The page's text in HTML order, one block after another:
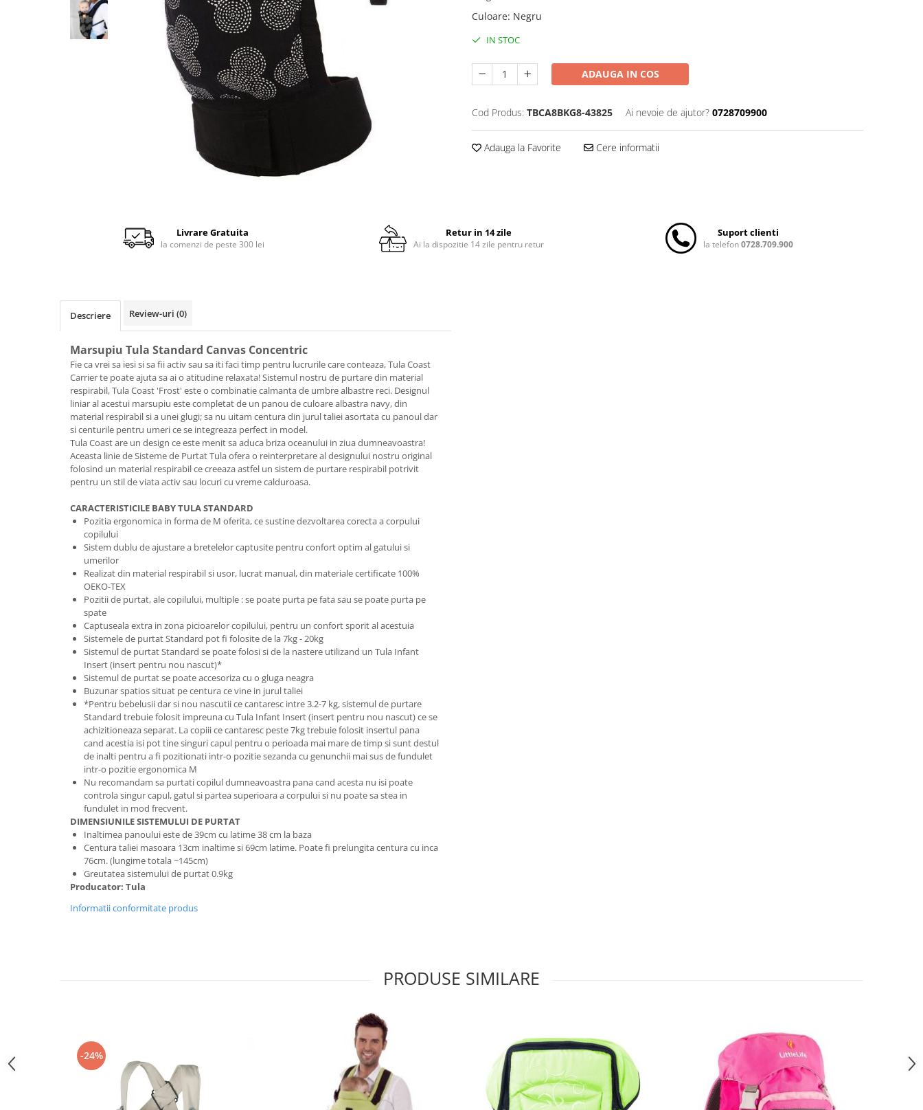
Scaune auto copii de la nastere
Scaune auto 9 kg +
Saltele de la 120 x 60 cm
Saltele de la 140 x 70 cm
Saltele 127 x 63 cm
Saltele de la 160 x 80 cm
Saltele gonflabile
Lenjerii patuturi
Lenjerii patut 120 x 60 cm
Lenjerii patut 140 x 70 cm
Lenjerie patuturi tineret
Baldachin patut
Perne copii si mamici
Tarcuri si patuturi pliabile
Patut pliant copii
Tarc de joaca copii
Comode copii
Bariere si protectie laterala pat
Bariere de protectie pat
Porti de siguranta
Carusele patut
Costum carnaval copii
Dulap si cutii depozitare jucarii
Lampi de veghe
Sac de dormit copii
Sac de dormit 60 cm
Sac de dormit 70 cm
Sac de dormit 80 cm
Sac de dormit 90 cm
Saltele de infasat
Biciclete,Triciclete, Masinute,
Culoare: Negru
IN STOC
ADAUGA IN COS
Cod Produs: TBCA8BKG8-43825 Ai nevoie de ajutor? 0728709900
Adauga la Favorite Cere informatii
Livrare Gratuita
la comenzi de peste 300 lei
Retur in 14 zile
Ai la dispozitie 14 zile pentru retur
Suport clienti
la telefon0728.709.900
Descriere Review-uri (0)
Marsupiu Tula Standard Canvas Concentric
Fie ca vrei sa iesi si sa fii activ sau sa iti faci timp pentru lucrurile care conteaza, Tula Coast
Carrier te poate ajuta sa ai o atitudine relaxata! Sistemul nostru de purtare din material
respirabil, Tula Coast 'Frost' este o combinatie calmanta de umbre albastre reci. Designul
liniar al acestui marsupiu este completat de un panou de culoare albastra navy, din
material respirabil si a unei glugi; sa nu uitam centura din jurul taliei asortata cu panoul dar
si centurile pentru umeri ce se integreaza perfect in model.
Tula Coast are un design ce este menit sa aduca briza oceanului in ziua dumneavoastra!
Aceasta linie de Sisteme de Purtat Tula ofera o reinterpretare al designului nostru original
folosind un material respirabil ce creeaza astfel un sistem de purtare respirabil potrivit
pentru un stil de viata activ sau locuri cu vreme calduroasa.
CARACTERISTICILE BABY TULA STANDARD
Pozitia ergonomica in forma de M oferita, ce sustine dezvoltarea corecta a corpului
copilului
Sistem dublu de ajustare a bretelelor captusite pentru confort optim al gatului si
umerilor
Realizat din material respirabil si usor, lucrat manual, din materiale certificate 100%
OEKO-TEX
Pozitii de purtat, ale copilului, multiple : se poate purta pe fata sau se poate purta pe
spate
Captuseala extra in zona picioarelor copilului, pentru un confort sporit al acestuia
Sistemele de purtat Standard pot fi folosite de la 7kg - 20kg
Sistemul de purtat Standard se poate folosi si de la nastere utilizand un Tula Infant
Insert (insert pentru nou nascut)*
Sistemul de purtat se poate accesoriza cu o gluga neagra
Buzunar spatios situat pe centura ce vine in jurul taliei
*Pentru bebelusii dar si nou nascutii ce cantaresc intre 3.2-7 kg, sistemul de purtare
Standard trebuie folosit impreuna cu Tula Infant Insert (insert pentru nou nascut) ce se
achizitioneaza separat. La copiii ce cantaresc peste 7kg trebuie folosit insertul pana
cand acestia isi pot tine singuri capul pentru o perioada mai mare de timp si sunt destul
de inalti pentru a fi pozitionati intr-o pozitie sezanda cu genunchii mai sus de fundulet
intr-o pozitie ergonomica M
Nu recomandam sa purtati copilul dumneavoastra pana cand acesta nu isi poate
controla singur capul, gatul si partea superioara a corpului si nu poate sa stea in
fundulet in mod frecvent.
DIMENSIUNILE SISTEMULUI DE PURTAT
Inaltimea panoului este de 39cm cu latime 38 cm la baza
Centura taliei masoara 13cm inaltime si 69cm latime. Poate fi prelungita centura cu inca
76cm. (lungime totala ~145cm)
Greutatea sistemului de purtat 0.9kg
Producator: Tula
Informatii conformitate produs
PRODUSE SIMILARE
-24%